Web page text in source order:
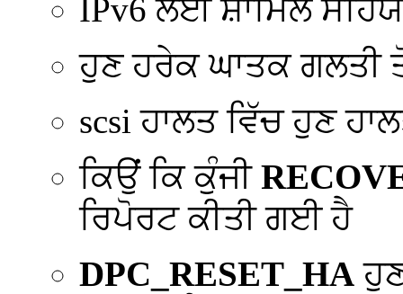
IPv6 ਲਈ ਸ਼ਾਮਿਲ
ਹੁਣ ਹਰੇਕ ਘਾਤਕ ਗਲਤੀ
scsi ਹਾਲਤ ਵਿੱਚ ਹੁਣ
ਕਿਉਂ ਕਿ ਕੁੰਜੀ
ਰਿਪੋਰਟ ਕੀਤੀ ਗਈ ਹੈ
DPC_RESET_HA